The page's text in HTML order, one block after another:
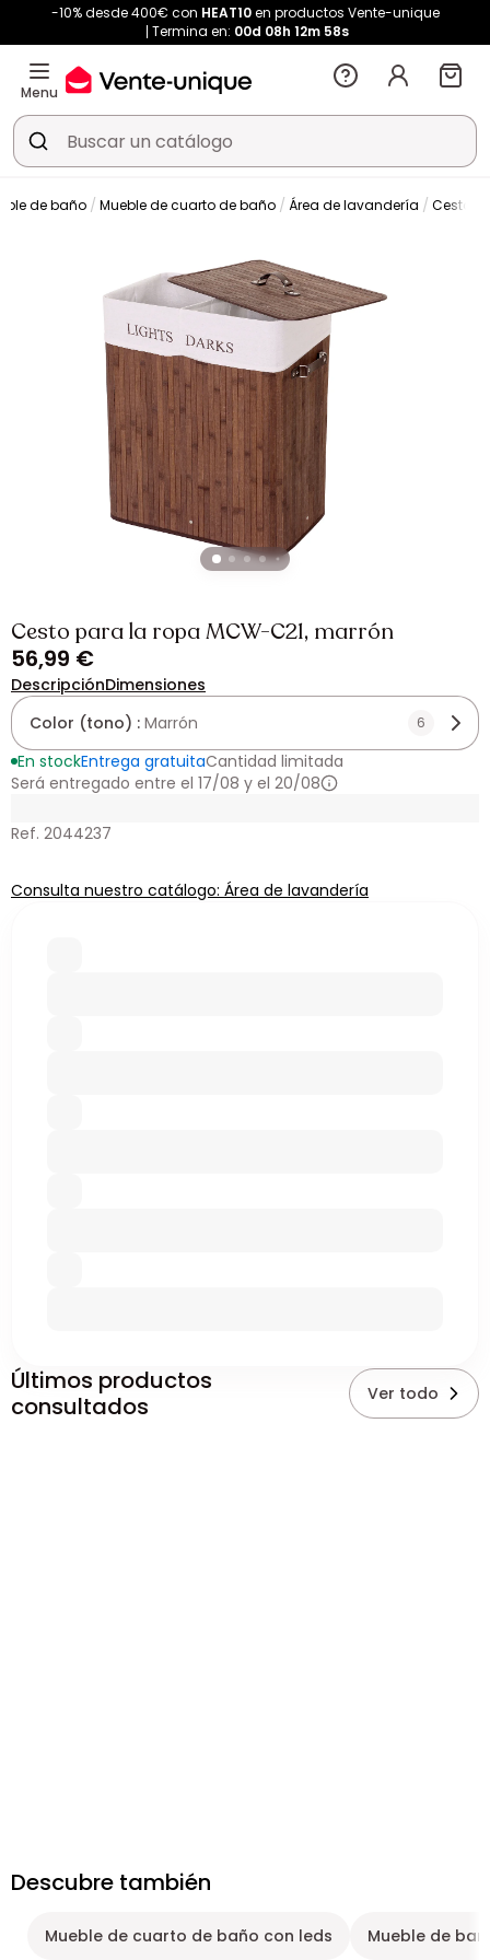
-10% desde 400€ con HEAT10en productos Vente-unique
Termina en: 00d 08h 12m 57s
Menu
de baño Mueble de cuarto de baño Área de lavandería Cesto
Cesto para la ropa MCW-C21, marrón
56,99 €
DescripciónDimensiones
Color (tono) : Marrón 6
En stockEntrega gratuitaCantidad limitada
Será entregado entre el 17/08 y el 20/08
Ref. 2044237
Consulta nuestro catálogo: Área de lavandería
Últimos productos
consultados
Ver todo
Descubre también
Mueble de cuarto de baño con leds Mueble de